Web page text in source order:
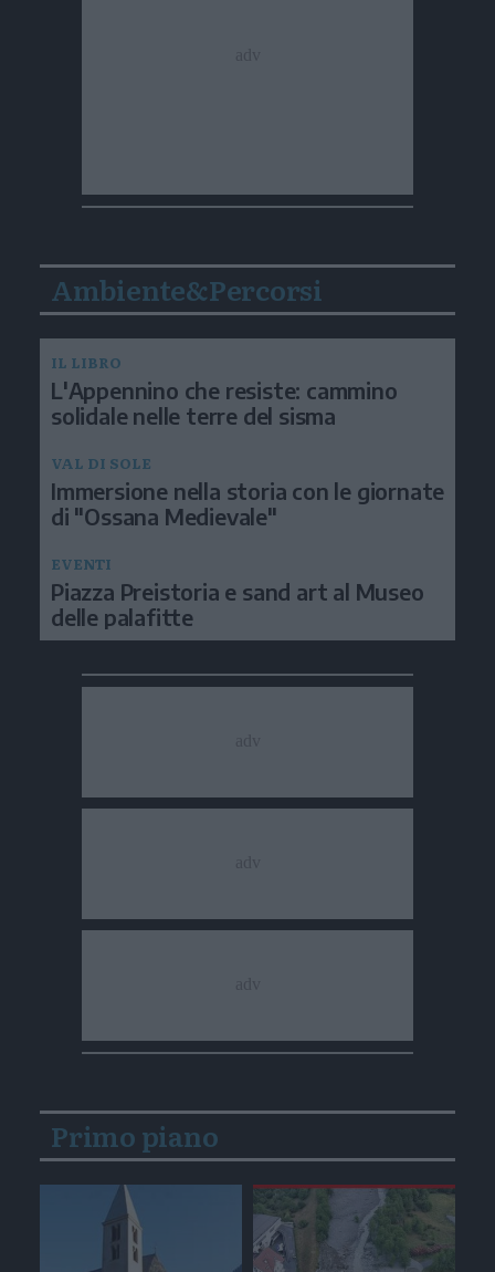
Ambiente&Percorsi
IL LIBRO
L'Appennino che resiste: cammino
solidale nelle terre del sisma
VAL DI SOLE
Immersione nella storia con le giornate
di "Ossana Medievale"
EVENTI
Piazza Preistoria e sand art al Museo
delle palafitte
Primo piano